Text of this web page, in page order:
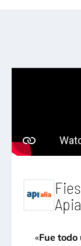
«Fue todo